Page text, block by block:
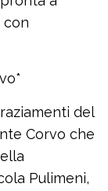
con
del
Corvo che
Pulimeni,